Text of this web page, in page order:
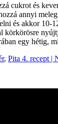
cukrot és
annyi
és akkor
egy hétig,
, Pita 4. recept |